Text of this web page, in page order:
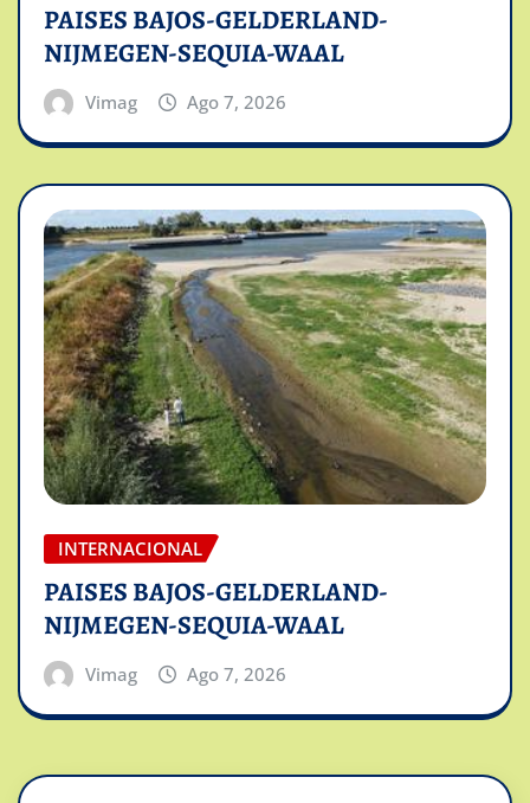
PAISES BAJOS-GELDERLAND-
NIJMEGEN-SEQUIA-WAAL
Vimag Ago 7, 2026
INTERNACIONAL
PAISES BAJOS-GELDERLAND-
NIJMEGEN-SEQUIA-WAAL
Vimag Ago 7, 2026